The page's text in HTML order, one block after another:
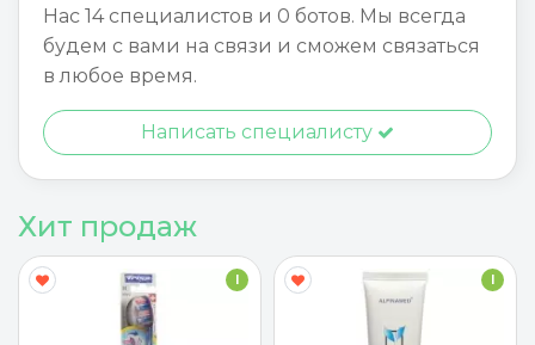
Нас 14 специалистов и 0 ботов. Мы всегда
будем с вами на связи и сможем связаться
в любое время.
Написать специалисту
Хит продаж